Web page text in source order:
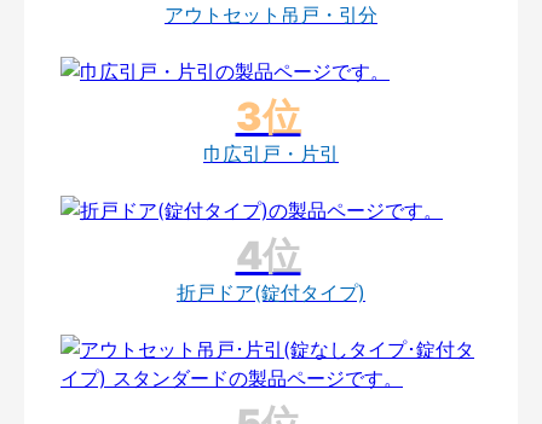
アウトセット吊戸・引分
巾広引戸・片引
折戸ドア(錠付タイプ)